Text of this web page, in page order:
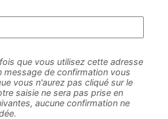
que vous utilisez cette adresse
message de confirmation vous
vous n'aurez pas cliqué sur le
saisie ne sera pas prise en
aucune confirmation ne